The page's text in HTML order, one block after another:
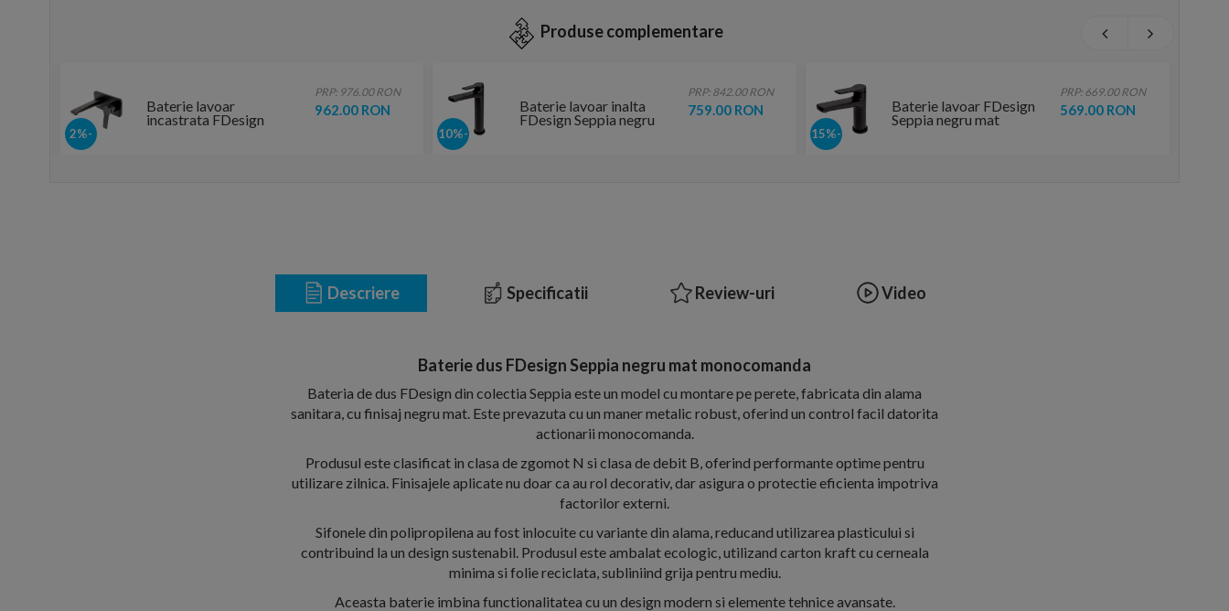
Produse complementare
-15%
Baterie lavoar FDesign
Seppia negru mat
monocomanda
PRP: 669.00 RON
569.00 RON
-10%
Baterie lavoar inalta
FDesign Seppia negru
mat monocomanda
PRP: 842.00 RON
759.00 RON
-2%
Baterie lavoar
incastrata FDesign
Seppia negru mat
PRP: 976.00 RON
962.00 RON
Descriere Specificatii Review-uri Video
Baterie dus FDesign Seppia negru mat monocomanda
Bateria de dus FDesign din colectia Seppia este un model cu montare pe perete, fabricata din alama
sanitara, cu finisaj negru mat. Este prevazuta cu un maner metalic robust, oferind un control facil datorita
actionarii monocomanda.
Produsul este clasificat in clasa de zgomot N si clasa de debit B, oferind performante optime pentru
utilizare zilnica. Finisajele aplicate nu doar ca au rol decorativ, dar asigura o protectie eficienta impotriva
factorilor externi.
Sifonele din polipropilena au fost inlocuite cu variante din alama, reducand utilizarea plasticului si
contribuind la un design sustenabil. Produsul este ambalat ecologic, utilizand carton kraft cu cerneala
minima si folie reciclata, subliniind grija pentru mediu.
Aceasta baterie imbina functionalitatea cu un design modern si elemente tehnice avansate.